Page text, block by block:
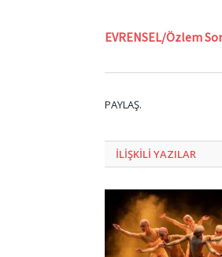
EVRENSEL/Özlem
PAYLAŞ.
ILIŞKILI YAZILAR